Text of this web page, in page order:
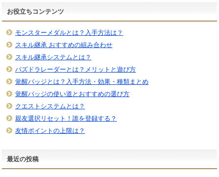
お役立ちコンテンツ
モンスターメダルとは？入手方法は？
スキル継承 おすすめの組み合わせ
スキル継承システムとは？
パズドラレーダーとは？メリットと遊び方
覚醒バッジとは？入手方法・効果・種類まとめ
覚醒バッジの使い道とおすすめの選び方
クエストシステムとは？
親友選択リセット！誰を登録する？
友情ポイントの上限は？
最近の投稿